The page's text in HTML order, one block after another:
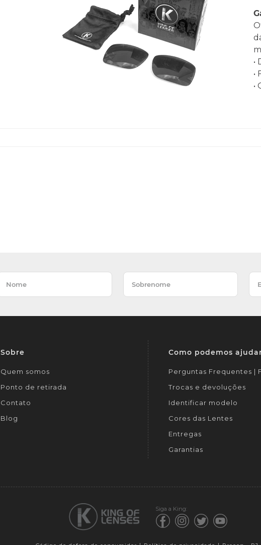
•
•
•
Sobre
Quem somos
Ponto de retirada
Contato
Blog
Como podemos
Perguntas Frequentes |
Trocas e devoluções
Identificar modelo
Cores das Lentes
Entregas
Garantias
Siga a King: